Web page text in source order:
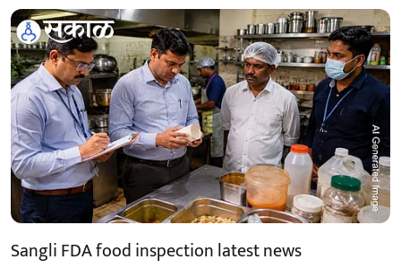
Sangli FDA food inspection latest news